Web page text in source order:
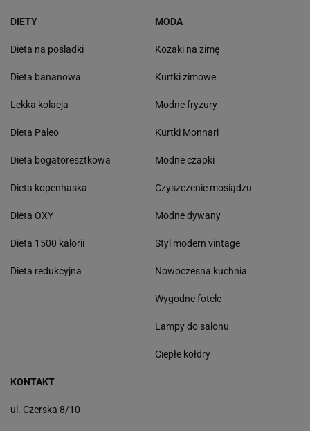
DIETY
Dieta na pośladki
Dieta bananowa
Lekka kolacja
Dieta Paleo
Dieta bogatoresztkowa
Dieta kopenhaska
Dieta OXY
Dieta 1500 kalorii
Dieta redukcyjna
MODA
Kozaki na zimę
Kurtki zimowe
Modne fryzury
Kurtki Monnari
Modne czapki
Czyszczenie mosiądzu
Modne dywany
Styl modern vintage
Nowoczesna kuchnia
Wygodne fotele
Lampy do salonu
Ciepłe kołdry
KONTAKT
ul. Czerska 8/10